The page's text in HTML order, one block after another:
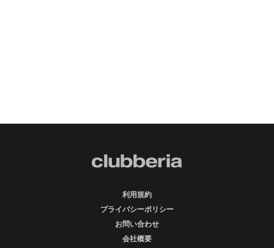
利用規約
プライバシーポリシー
お問い合わせ
会社概要